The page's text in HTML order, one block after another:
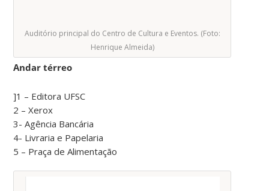
Auditório principal do Centro de Cultura e Eventos. (Foto:
Henrique Almeida)
Andar térreo
]1 – Editora UFSC
2 – Xerox
3- Agência Bancária
4- Livraria e Papelaria
5 – Praça de Alimentação